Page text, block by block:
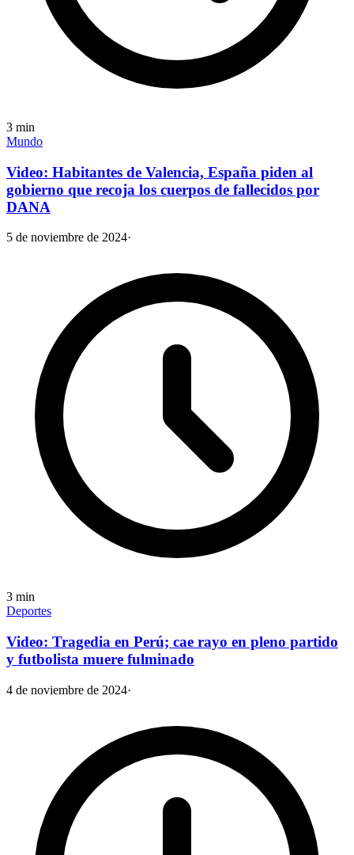
3 min
Mundo
Video: Habitantes de Valencia, España piden al
gobierno que recoja los cuerpos de fallecidos por
DANA
5 de noviembre de 2024·
3 min
Deportes
Video: Tragedia en Perú; cae rayo en pleno partido
y futbolista muere fulminado
4 de noviembre de 2024·